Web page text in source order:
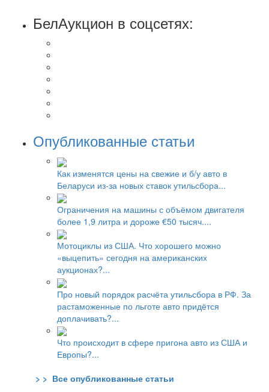
БелАукцион в соцсетях:
Опубликованные статьи
Как изменятся цены на свежие и б/у авто в
Беларуси из-за новых ставок утильсбора...
Ограничения на машины с объёмом двигателя
более 1,9 литра и дороже €50 тысяч....
Мотоциклы из США. Что хорошего можно
«выцепить» сегодня на американских
аукционах?...
Про новый порядок расчёта утильсбора в РФ. За
растаможенные по льготе авто придётся
доплачивать?...
Что происходит в сфере пригона авто из США и
Европы?...
> > Все опубликованные статьи